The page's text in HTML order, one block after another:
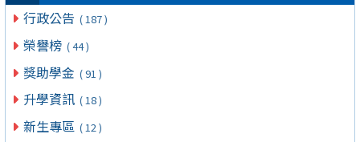
行政公告 ( 187 )
榮譽榜 ( 44 )
獎助學金 ( 91 )
升學資訊 ( 18 )
新生專區 ( 12 )